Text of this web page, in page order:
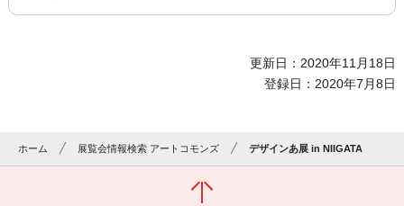
更新日：2020年11月18日
登録日：2020年7月8日
ホーム 展覧会情報検索 アートコモンズ デザインあ展 in NIIGATA